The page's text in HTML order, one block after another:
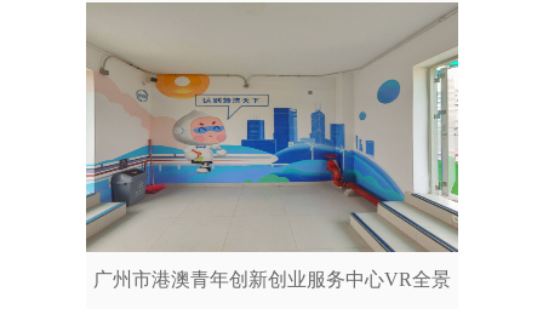
广州市港澳青年创新创业服务中心VR全景